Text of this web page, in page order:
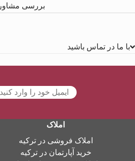
بررسی مشاور
با ما در تماس باشید
املاک
املاک فروشی در ترکیه
خرید آپارتمان در ترکیه